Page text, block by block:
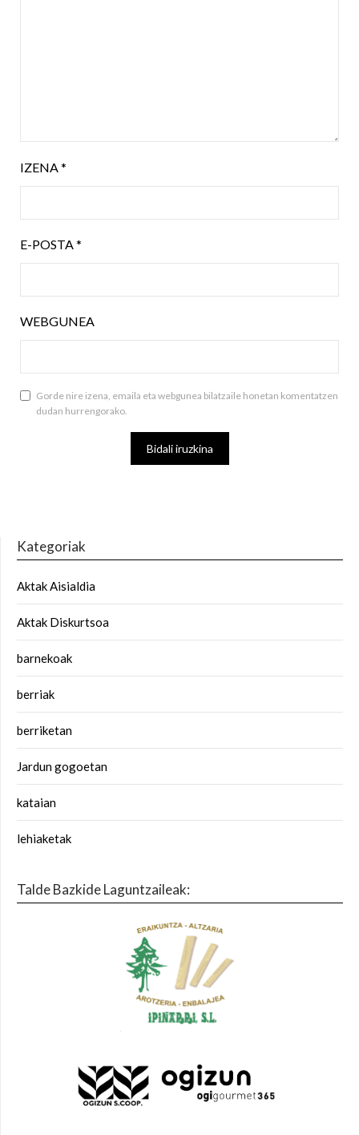
IZENA *
E-POSTA *
WEBGUNEA
Gorde nire izena, emaila eta webgunea bilatzaile honetan komentatzen
dudan hurrengorako.
Kategoriak
Aktak Aisialdia
Aktak Diskurtsoa
barnekoak
berriak
berriketan
Jardun gogoetan
kataian
lehiaketak
Talde Bazkide Laguntzaileak: